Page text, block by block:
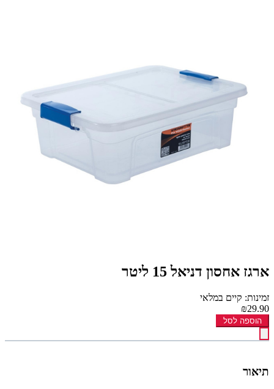
ארגז אחסון דניאל 15 ליטר
זמינות: קיים במלאי
₪29.90
הוספה לסל
תיאור